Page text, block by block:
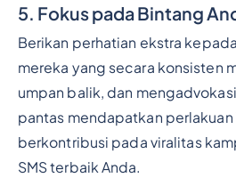
5. Fokus pada Bintang
Berikan perhatian ekstra
mereka yang secara konsisten
umpan balik, dan
pantas mendapatkan
berkontribusi pada viralitas
SMS terbaik Anda.